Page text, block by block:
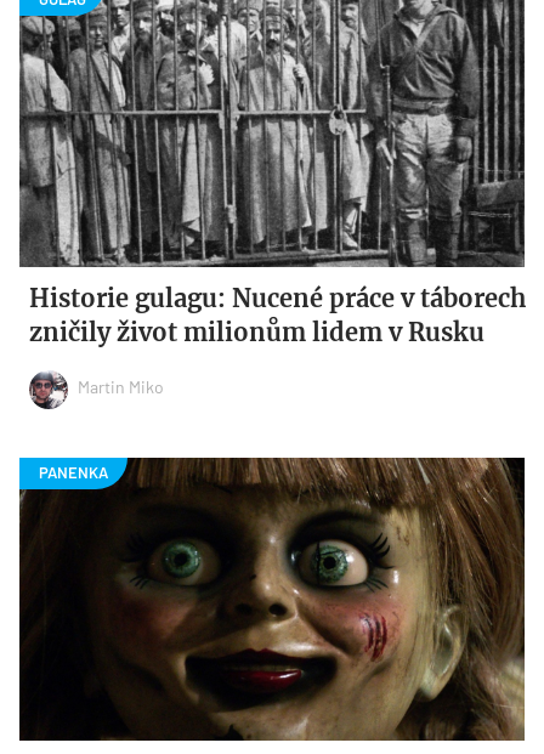
Historie gulagu: Nucené práce v táborech
zničily život milionům lidem v Rusku
Martin Miko